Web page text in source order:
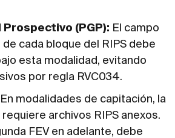
Prospectivo (PGP): El campo
de cada bloque del RIPS debe
esta modalidad, evitando
por regla RVC034.
En modalidades de capitación, la
requiere archivos RIPS anexos.
FEV en adelante, debe